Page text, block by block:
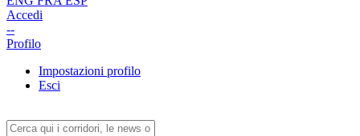
Accedi
--
Profilo
Impostazioni profilo
Esci